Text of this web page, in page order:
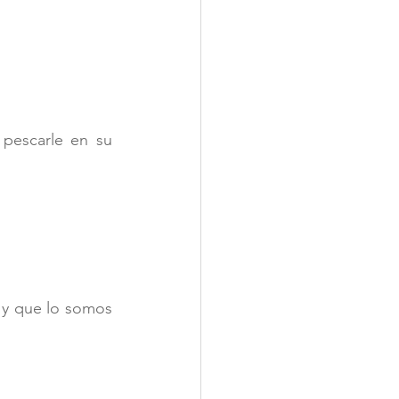
en su
que lo somos